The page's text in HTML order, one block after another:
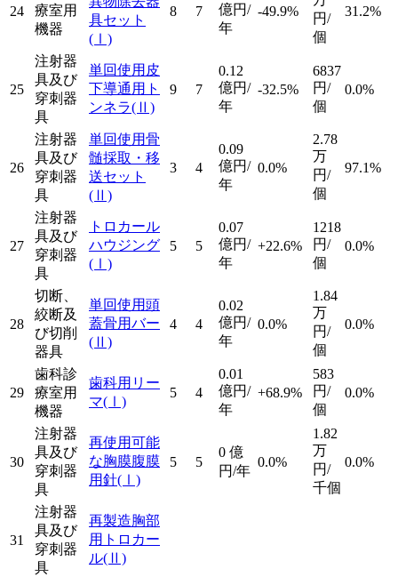
24
療室用
機器
具セット
(Ⅰ)
8 7
億円/
年
-49.9%
円/
個
31.2%
25
注射器
具及び
穿刺器
具
単回使用皮
下導通用ト
ンネラ(Ⅱ)
9 7
0.12
億円/
年
-32.5%
6837
円/
個
0.0%
26
注射器
具及び
穿刺器
具
単回使用骨
髄採取・移
送セット
(Ⅱ)
3 4
0.09
億円/
年
0.0%
2.78
万
円/
個
97.1%
27
注射器
具及び
穿刺器
具
トロカール
ハウジング
(Ⅰ)
5 5
0.07
億円/
年
+22.6%
1218
円/
個
0.0%
28
切断、
絞断及
び切削
器具
単回使用頭
蓋骨用バー
(Ⅱ)
4 4
0.02
億円/
年
0.0%
1.84
万
円/
個
0.0%
29
歯科診
療室用
機器
歯科用リー
マ(Ⅰ)
5 4
0.01
億円/
年
+68.9%
583
円/
個
0.0%
30
注射器
具及び
穿刺器
具
再使用可能
な胸膜腹膜
用針(Ⅰ)
5 5
0 億
円/年
0.0%
1.82
万
円/
千個
0.0%
31
注射器
具及び
穿刺器
具
再製造胸部
用トロカー
ル(Ⅱ)